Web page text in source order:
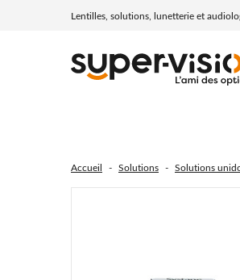
Lentilles, solutions, lunetterie et
Accueil Solutions Solutions